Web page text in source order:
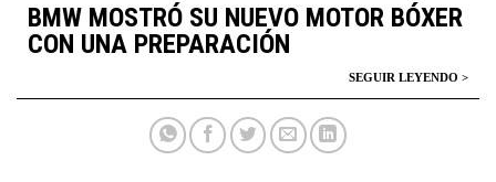
BMW MOSTRÓ SU NUEVO MOTOR BÓXER
CON UNA PREPARACIÓN